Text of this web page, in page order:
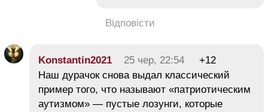
Відповісти
Konstantin2021 25 чер, 22:54
+12
Наш дурачок снова выдал классический
пример того, что называют «патриотическим
аутизмом» — пустые лозунги, которые